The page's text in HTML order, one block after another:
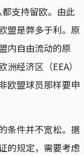
支持留欧。由此
盟是弊多于利。原
内自由流动的原
经济区（EEA）
欧盟球员那样要申
条件并不宽松。据
的规定，需要考虑